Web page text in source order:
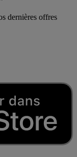
dernières offres